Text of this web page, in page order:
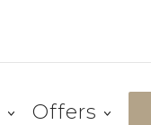
Offers